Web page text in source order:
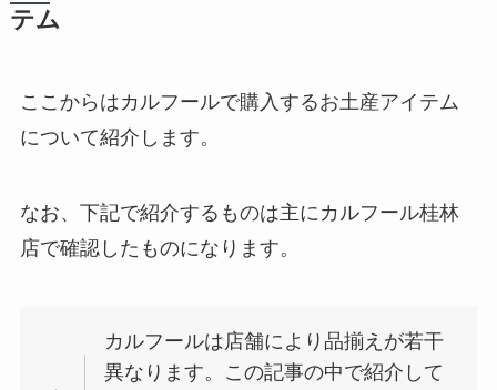
テム
ここからはカルフールで購入するお土産アイテム
について紹介します。
なお、下記で紹介するものは主にカルフール桂林
店で確認したものになります。
カルフールは店舗により品揃えが若干
異なります。この記事の中で紹介して